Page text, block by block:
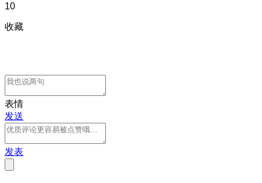
10
收藏
表情
发送
发表